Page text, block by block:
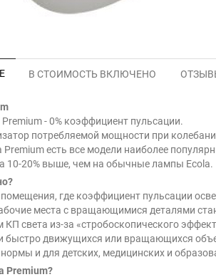
В СТОИМОСТЬ ВКЛЮЧЕНО
- 0% коэффициент пульсации.
потребляемой мощности при
Premium есть все модели наиболее
10-20% выше, чем на обычные лампы Ecola.
где коэффициент пульсации
места с вращающимися деталями
света из-за «стробоскопического
быстро движущихся или вращающихся
и для детских, медицинских и
Premium?